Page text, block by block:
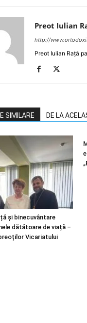
Preot Iulian
http://
Preot Iulian Rață
SIMILARE DE LA
și binecuvântare
dătătoare de viață –
Vicariatului